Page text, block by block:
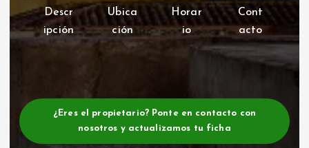
Descr
ipción
Ubica
ción
Horar
io
Cont
acto
¿Eres el propietario? Ponte en contacto con
nosotros y actualizamos tu ficha